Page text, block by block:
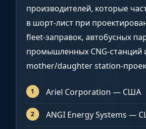
производителей, которые
в шорт-лист при
fleet-заправок, автобусных
промышленных CNG-станций
mother/daughter station-
Ariel Corporation — США
ANGI Energy Systems —